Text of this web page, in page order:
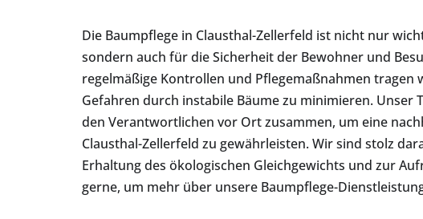
Die Baumpflege in Clausthal-Zellerfeld ist nicht nur
sondern auch für die Sicherheit der Bewohner und
regelmäßige Kontrollen und Pflegemaßnahmen tragen
Gefahren durch instabile Bäume zu minimieren. Unser
den Verantwortlichen vor Ort zusammen, um eine
Clausthal-Zellerfeld zu gewährleisten. Wir sind stolz
Erhaltung des ökologischen Gleichgewichts und zur
gerne, um mehr über unsere Baumpflege-